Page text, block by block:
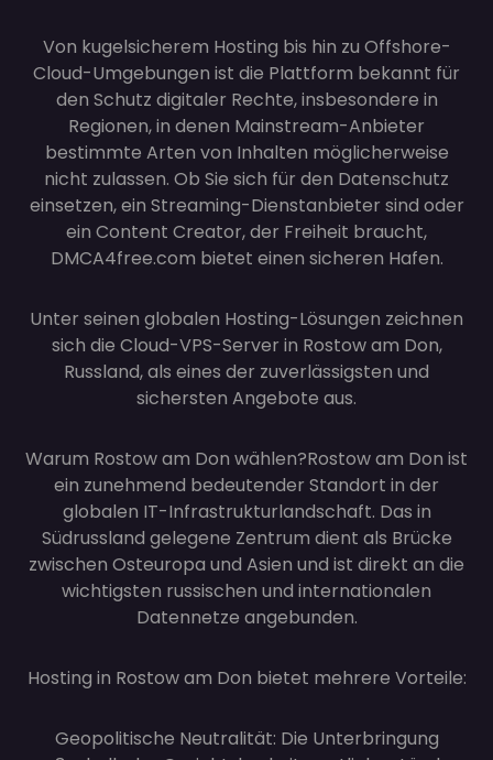
Von kugelsicherem Hosting bis hin zu Offshore-
Cloud-Umgebungen ist die Plattform bekannt für
den Schutz digitaler Rechte, insbesondere in
Regionen, in denen Mainstream-Anbieter
bestimmte Arten von Inhalten möglicherweise
nicht zulassen. Ob Sie sich für den Datenschutz
einsetzen, ein Streaming-Dienstanbieter sind oder
ein Content Creator, der Freiheit braucht,
DMCA4free.com bietet einen sicheren Hafen.
Unter seinen globalen Hosting-Lösungen zeichnen
sich die Cloud-VPS-Server in Rostow am Don,
Russland, als eines der zuverlässigsten und
sichersten Angebote aus.
Warum Rostow am Don wählen?Rostow am Don ist
ein zunehmend bedeutender Standort in der
globalen IT-Infrastrukturlandschaft. Das in
Südrussland gelegene Zentrum dient als Brücke
zwischen Osteuropa und Asien und ist direkt an die
wichtigsten russischen und internationalen
Datennetze angebunden.
Hosting in Rostow am Don bietet mehrere Vorteile:
Geopolitische Neutralität: Die Unterbringung